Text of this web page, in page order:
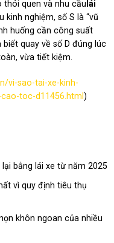
thói quen và nhu cầu lái
kinh nghiệm, số S là “vũ
huống cần công suất
biết quay về số D đúng lúc
vừa tiết kiệm.
vi-sao-tai-xe-kinh-
toc-d11456.html)
bằng lái xe từ năm 2025
vì quy định tiêu thụ
khôn ngoan của nhiều